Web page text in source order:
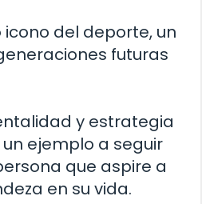
icono del deporte, un
futuras
y estrategia
ejemplo a seguir
que aspire a
en su vida.